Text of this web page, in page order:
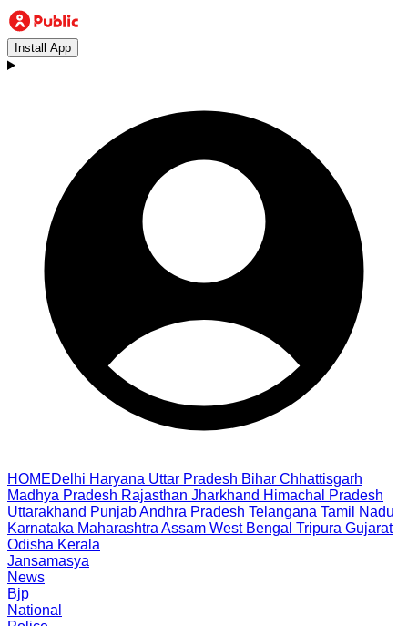
Install App
HOMEDelhi Haryana Uttar Pradesh Bihar Chhattisgarh
Madhya Pradesh Rajasthan Jharkhand Himachal Pradesh
Uttarakhand PunjabAndhra Pradesh Telangana Tamil Nadu
Karnataka Maharashtra Assam West Bengal Tripura Gujarat
Odisha Kerala
Jansamasya
News
Bjp
National